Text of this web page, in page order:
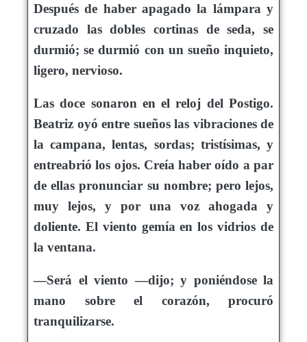
Después de haber apagado la lámpara y
cruzado las dobles cortinas de seda, se
durmió; se durmió con un sueño inquieto,
ligero, nervioso.
Las doce sonaron en el reloj del Postigo.
Beatriz oyó entre sueños las vibraciones de
la campana, lentas, sordas; tristísimas, y
entreabrió los ojos. Creía haber oído a par
de ellas pronunciar su nombre; pero lejos,
muy lejos, y por una voz ahogada y
doliente. El viento gemía en los vidrios de
la ventana.
—Será el viento —dijo; y poniéndose la
mano sobre el corazón, procuró
tranquilizarse.